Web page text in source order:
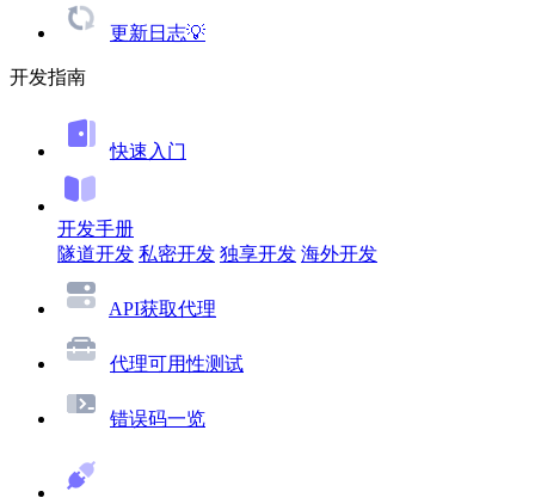
更新日志💡
开发指南
快速入门
开发手册
隧道开发 私密开发 独享开发 海外开发
API获取代理
代理可用性测试
错误码一览